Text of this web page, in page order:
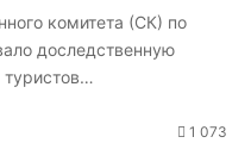
комитета (СК) по
доследственную
1 073